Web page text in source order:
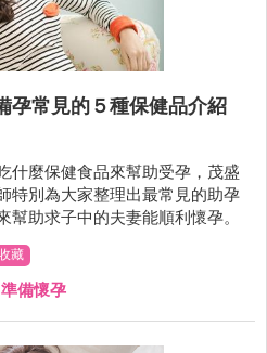
孕常見的５種保健品介紹
什麼保健食品來幫助受孕，茂盛
特別為大家整理出最常見的助孕
助求子中的夫妻能順利懷孕。
藏
準備懷孕